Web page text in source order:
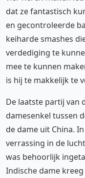
dat ze fantastisch
en gecontroleerde
keiharde smashes
verdediging te
mee te kunnen
is hij te makkelijk te
De laatste partij van
damesenkel tussen
de dame uit China.
verrassing in de
was behoorlijk
Indische dame